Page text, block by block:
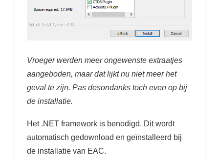
Vroeger werden meer ongewenste extraatjes
aangeboden, maar dat lijkt nu niet meer het
geval te zijn. Pas desondanks toch even op bij
de installatie.
Het .NET framework is benodigd. Dit wordt
automatisch gedownload en geïnstalleerd bij
de installatie van EAC.